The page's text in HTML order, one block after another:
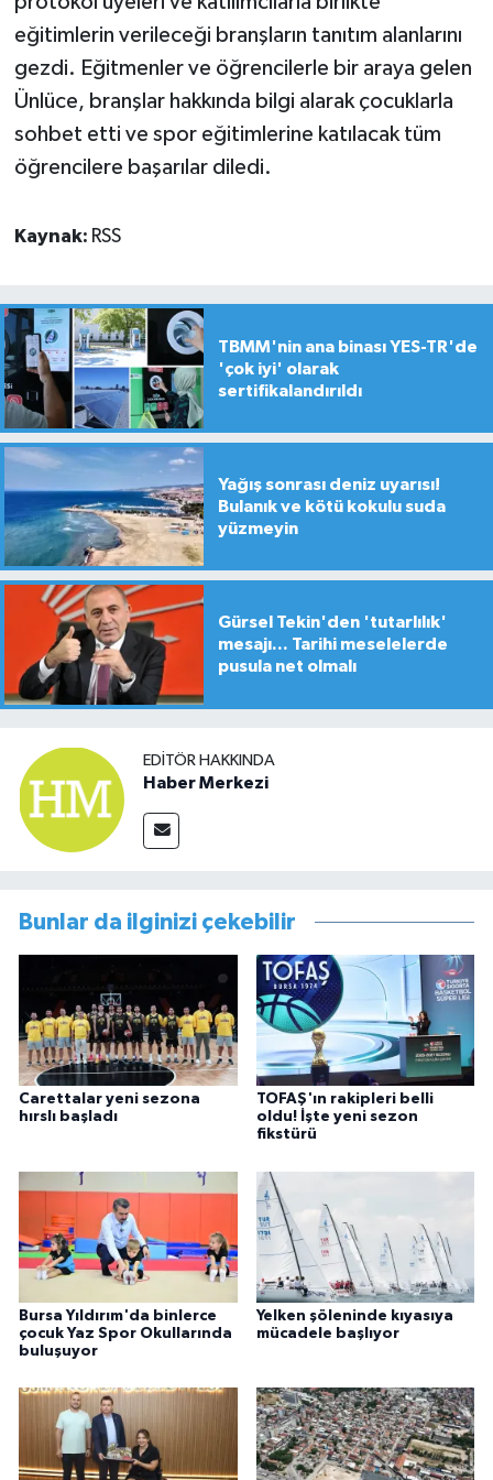
eğitimlerin verileceği branşların tanıtım alanlarını
gezdi. Eğitmenler ve öğrencilerle bir araya gelen
Ünlüce, branşlar hakkında bilgi alarak çocuklarla
sohbet etti ve spor eğitimlerine katılacak tüm
öğrencilere başarılar diledi.
Kaynak: RSS
TBMM'nin ana binası YES-TR'de
'çok iyi' olarak
sertifikalandırıldı
Yağış sonrası deniz uyarısı!
Bulanık ve kötü kokulu suda
yüzmeyin
Gürsel Tekin'den 'tutarlılık'
mesajı... Tarihi meselelerde
pusula net olmalı
EDITÖR HAKKINDA
Haber Merkezi
Bunlar da ilginizi çekebilir
Carettalar yeni sezona
hırslı başladı
TOFAŞ'ın rakipleri belli
oldu! İşte yeni sezon
fikstürü
Bursa Yıldırım'da binlerce
çocuk Yaz Spor Okullarında
buluşuyor
Yelken şöleninde kıyasıya
mücadele başlıyor